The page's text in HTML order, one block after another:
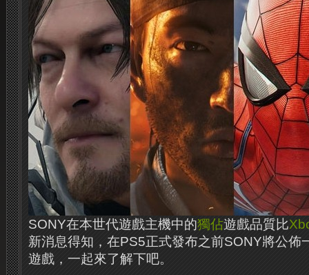
SONY在本世代遊戲主機中的獨佔遊戲品質比
新消息得知，在PS5正式發布之前SONY將公佈
遊戲，一起來了解下吧。